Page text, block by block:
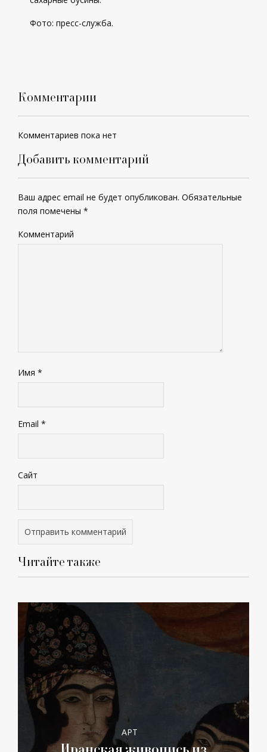
Фото: пресс-служба.
Комментарии
Комментариев пока нет
Добавить комментарий
Ваш адрес email не будет опубликован. Обязательные
поля помечены *
Комментарий
Имя *
Email *
Сайт
Читайте также
АРТ